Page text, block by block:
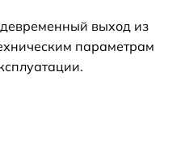
выход из
параметрам